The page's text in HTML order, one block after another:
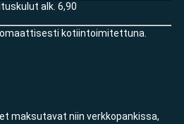
alk. 6,90
kotiintoimitettuna.
maksutavat niin verkkopankissa,